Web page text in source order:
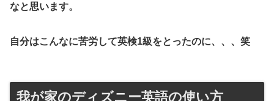
なと思います。
自分はこんなに苦労して英検1級をとったのに、、、笑
我が家のディズニー英語の使い方